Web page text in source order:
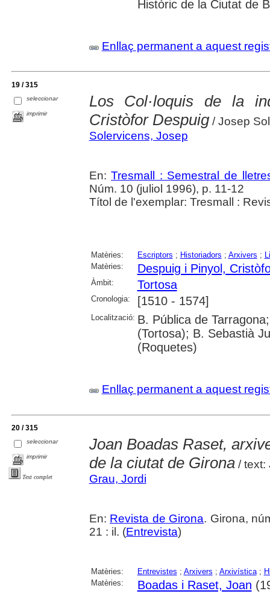
Històric de la Ciutat de
Enllaç permanent a aquest
19 / 315
seleccionar
imprimir
Los Col·loquis de la
Cristòfor Despuig/ Josep
Solervicens, Josep
En:Tresmall : Semestral de
Núm. 10 (juliol 1996), p. 11-12
Títol de l'exemplar: Tresmall :
Matèries: Escriptors ; Historiadors ; Arxivers ;
Matèries:
Despuig i Pinyol,
Àmbit: Tortosa
Cronologia: [1510 - 1574]
Localització: B. Pública de
(Tortosa); B. Sebastià
(Roquetes)
Enllaç permanent a aquest
20 / 315
seleccionar
imprimir
Text complet
Joan Boadas Raset,
de la ciutat de Girona/ text:
Grau, Jordi
En: Revista de Girona. Girona,
21 : il. (Entrevista)
Matèries: Entrevistes ; Arxivers ; Arxivística;
Matèries:
Boadas i Raset, Joan